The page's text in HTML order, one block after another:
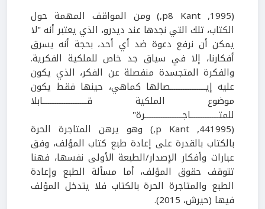
(1995, p8 Kant,)
ومن المواقف المهمة حول
الكتاب، تلك التي نجدها عند ديدرو، الذي يعتبر أنه "لا
يمكن أن نرفع دعوة ضد أي أحد، بحجة أنه يسرق
أفكارنا، إلا في سياق جد خاص للملكية الفكرية.
والفكرة المتجسدة منفصلة عن الفكر، الذي يكون
عليه إيــــــــــــــــــــصالها كماهي، حينها فقط يكون
موضوع الملكية قـــــــــــــــــــــــــابلا
للمتــــــــــــــــاجـــــــــــــــــــــرة"
(441995, p Kant,) وهو يرهن المتاجرة الحرة
بالكتاب بالقدرة على إعادة طبع كتاب المؤلف، وفق
عبارات وأفكار الإصدار/الطبعة الأولى نفسها، فهنا
تتوقف حقوق المؤلف، أما مسألة الطبع وإعادة
الطبع والمتاجرة الحرة بالكتاب فلا يتدخل المؤلف
فيها (حيرش، 2015).